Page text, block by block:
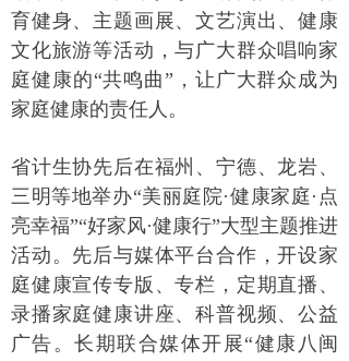
育健身、主题画展、文艺演出、健康
文化旅游等活动，与广大群众唱响家
庭健康的“共鸣曲”，让广大群众成为
家庭健康的责任人。
省计生协先后在福州、宁德、龙岩、
三明等地举办“美丽庭院·健康家庭·点
亮幸福”“好家风·健康行”大型主题推进
活动。先后与媒体平台合作，开设家
庭健康宣传专版、专栏，定期直播、
录播家庭健康讲座、科普视频、公益
广告。长期联合媒体开展“健康八闽